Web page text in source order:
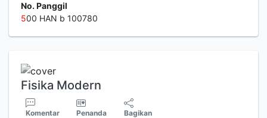
No. Panggil
500 HAN b 100780
Fisika Modern
Komentar Penanda Bagikan